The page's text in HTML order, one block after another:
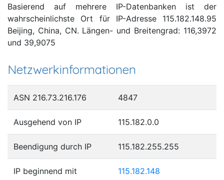
Basierend auf mehrere IP-Datenbanken ist der
wahrscheinlichste Ort für IP-Adresse 115.182.148.95
Beijing, China, CN. Längen- und Breitengrad: 116,3972
und 39,9075
Netzwerkinformationen
ASN 216.73.216.176 4847
Ausgehend von IP 115.182.0.0
Beendigung durch IP 115.182.255.255
IP beginnend mit 115.182.148